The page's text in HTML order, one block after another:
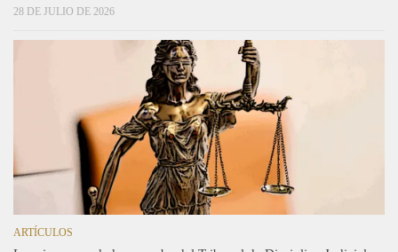
28 DE JULIO DE 2026
ARTÍCULOS